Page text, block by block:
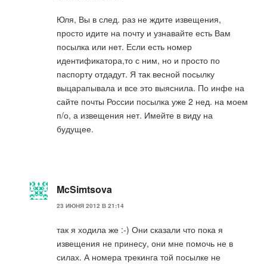
Юля, Вы в след. раз не ждите извещения,
просто идите на почту и узнавайте есть Вам
посылка или нет. Если есть номер
идентификатора,то с ним, но и просто по
паспорту отдадут. Я так весной посылку
выцарапывала и все это выяснила. По инфе на
сайте почты России посылка уже 2 нед. на моем
п/о, а извещения нет. Имейте в виду на
будущее.
McSimtsova
23 ИЮНЯ 2012 В 21:14
так я ходила же :-) Они сказали что пока я
извещения не принесу, они мне помочь не в
силах. А номера трекинга той посылке не